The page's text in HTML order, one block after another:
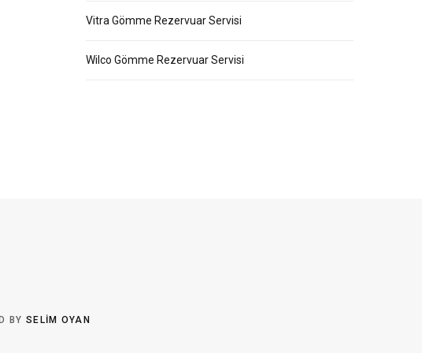
Vitra Gömme Rezervuar Servisi
Wilco Gömme Rezervuar Servisi
BY SELIM OYAN